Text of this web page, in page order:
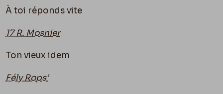
À toi réponds vite
17 R. Mosnier
Ton vieux idem
Fély Rops’